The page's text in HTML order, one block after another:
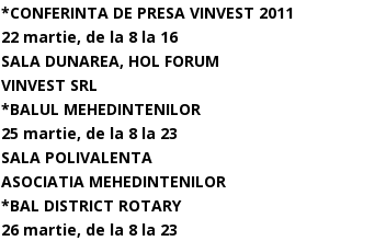
*CONFERINTA DE PRESA VINVEST 2011
22 martie, de la 8 la 16
SALA DUNAREA, HOL FORUM
VINVEST SRL
*BALUL MEHEDINTENILOR
25 martie, de la 8 la 23
SALA POLIVALENTA
ASOCIATIA MEHEDINTENILOR
*BAL DISTRICT ROTARY
26 martie, de la 8 la 23